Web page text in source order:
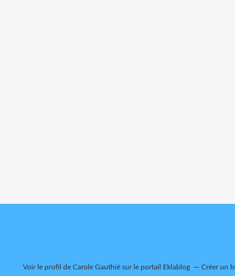
Voir le profil de Carole Gauthié sur le portail Eklablog Créer un